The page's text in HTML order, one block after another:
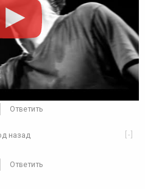
Ответить
[-]
назад
Ответить